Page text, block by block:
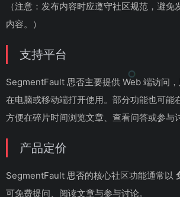
（注意：发布内容时应遵守社区规范，避免
内容。）
支持平台
SegmentFault 思否主要提供 Web 端访问
在电脑或移动端打开使用。部分功能也可能
方便在碎片时间浏览文章、查看问答或参与
产品定价
SegmentFault 思否的核心社区功能通常以
可免费提问、阅读文章与参与讨论。